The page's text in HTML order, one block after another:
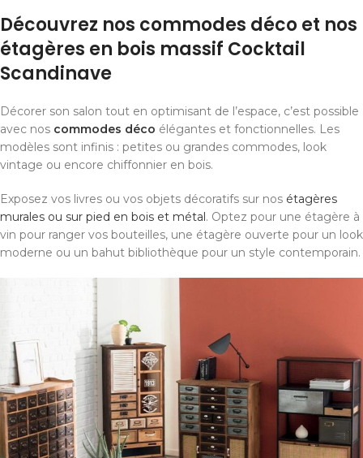
Découvrez nos commodes déco et nos
étagères en bois massif Cocktail
Scandinave
Décorer son salon tout en optimisant de l’espace, c’est possible
avec nos commodes déco élégantes et fonctionnelles. Les
modèles sont infinis : petites ou grandes commodes, look
vintage ou encore chiffonnier en bois.
Exposez vos livres ou vos objets décoratifs sur nos étagères
murales ou sur pied en bois et métal . Optez pour une étagère à
vin pour ranger vos bouteilles, une étagère ouverte pour un look
moderne ou un bahut bibliothèque pour un style contemporain.